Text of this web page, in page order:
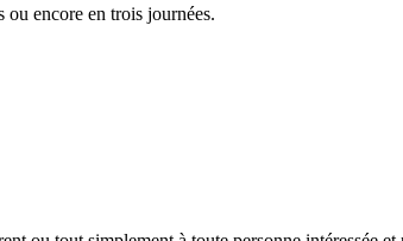
ou encore en trois journées.